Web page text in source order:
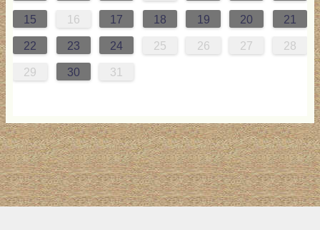
15 16 17 18 19 20 21
22 23 24 25 26 27 28
29 30 31